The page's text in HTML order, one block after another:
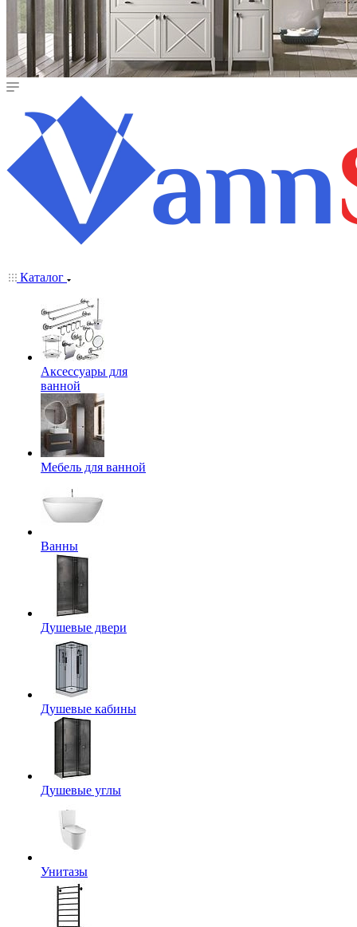
Каталог
Аксессуары для
ванной
Мебель для ванной
Ванны
Душевые двери
Душевые кабины
Душевые углы
Унитазы